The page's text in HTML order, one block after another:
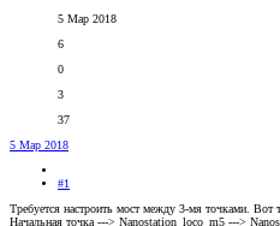
5 Мар 2018
6
0
3
37
5 Мар 2018
#1
Требуется настроить мост между 3-мя точками. Вот
Начальная точка ---> Nanostation_loco_m5 --->